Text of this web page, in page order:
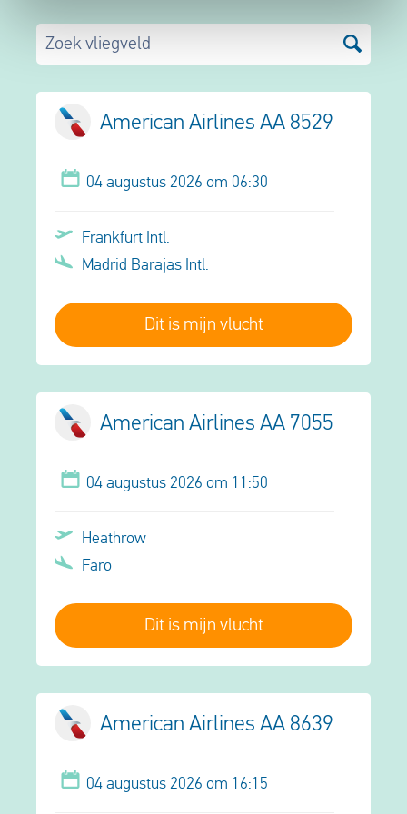
Zoek vliegveld
American Airlines AA 8529
04 augustus 2026 om 06:30
Frankfurt Intl.
Madrid Barajas Intl.
Dit is mijn vlucht
American Airlines AA 7055
04 augustus 2026 om 11:50
Heathrow
Faro
Dit is mijn vlucht
American Airlines AA 8639
04 augustus 2026 om 16:15